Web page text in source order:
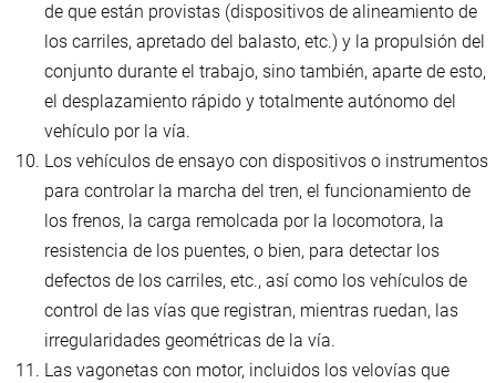
de que están provistas (dispositivos de alineamiento de
los carriles, apretado del balasto, etc.) y la propulsión del
conjunto durante el trabajo, sino también, aparte de esto,
el desplazamiento rápido y totalmente autónomo del
vehículo por la vía.
Los vehículos de ensayo con dispositivos o instrumentos
para controlar la marcha del tren, el funcionamiento de
los frenos, la carga remolcada por la locomotora, la
resistencia de los puentes, o bien, para detectar los
defectos de los carriles, etc., así como los vehículos de
control de las vías que registran, mientras ruedan, las
irregularidades geométricas de la vía.
Las vagonetas con motor, incluidos los velovías que